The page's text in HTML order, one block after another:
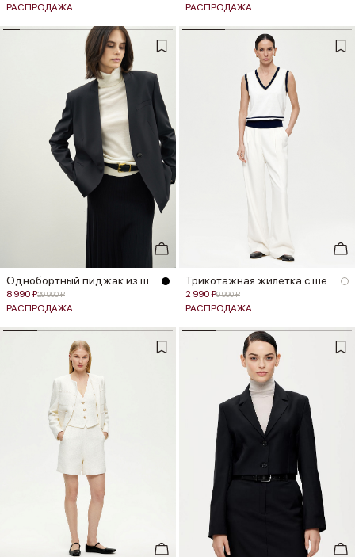
РАСПРОДАЖА РАСПРОДАЖА
8 990 ₽29 990 ₽
РАСПРОДАЖА
2 990 ₽9 990 ₽
РАСПРОДАЖА